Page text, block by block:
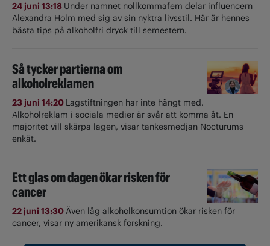
24 juni 13:18 Under namnet nollkommafem delar influencern
Alexandra Holm med sig av sin nyktra livsstil. Här är hennes
bästa tips på alkoholfri dryck till semestern.
Så tycker partierna om
alkoholreklamen
23 juni 14:20 Lagstiftningen har inte hängt med.
Alkoholreklam i sociala medier är svår att komma åt. En
majoritet vill skärpa lagen, visar tankesmedjan Nocturums
enkät.
Ett glas om dagen ökar risken för
cancer
22 juni 13:30Även låg alkoholkonsumtion ökar risken för
cancer, visar ny amerikansk forskning.